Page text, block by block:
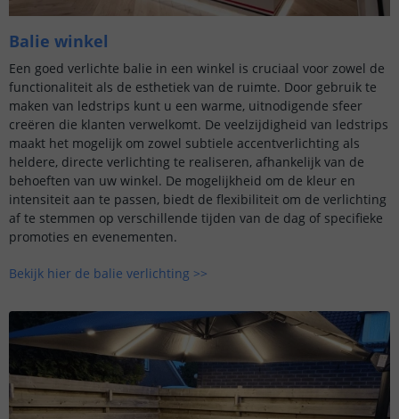
Balie winkel
Een goed verlichte balie in een winkel is cruciaal voor zowel de
functionaliteit als de esthetiek van de ruimte. Door gebruik te
maken van ledstrips kunt u een warme, uitnodigende sfeer
creëren die klanten verwelkomt. De veelzijdigheid van ledstrips
maakt het mogelijk om zowel subtiele accentverlichting als
heldere, directe verlichting te realiseren, afhankelijk van de
behoeften van uw winkel. De mogelijkheid om de kleur en
intensiteit aan te passen, biedt de flexibiliteit om de verlichting
af te stemmen op verschillende tijden van de dag of specifieke
promoties en evenementen.
Bekijk hier de balie verlichting >>